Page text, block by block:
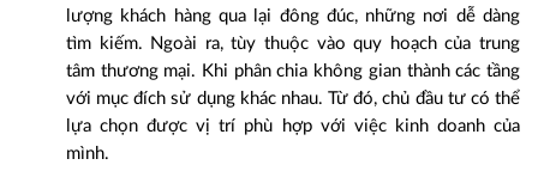
lượng khách hàng qua lại đông đúc, những nơi dễ dàng
tìm kiếm. Ngoài ra, tùy thuộc vào quy hoạch của trung
tâm thương mại. Khi phân chia không gian thành các tầng
với mục đích sử dụng khác nhau. Từ đó, chủ đầu tư có thể
lựa chọn được vị trí phù hợp với việc kinh doanh của
mình.